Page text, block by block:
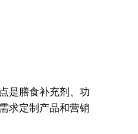
是膳食补充剂、功
求定制产品和营销